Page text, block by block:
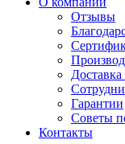
Отзывы
Гарантии
Советы
Контакты